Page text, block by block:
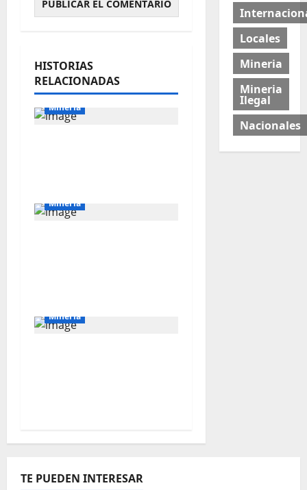
HISTORIAS
RELACIONADAS
Mineria
Mineria
Mineria
Locales
Mineria
Mineria
Ilegal
Nacionales
TE PUEDEN INTERESAR